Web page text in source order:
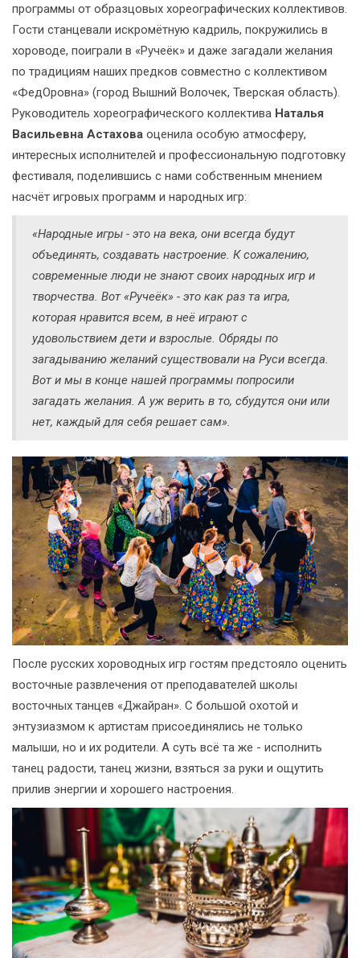
программы от образцовых хореографических коллективов.
Гости станцевали искромётную кадриль, покружились в
хороводе, поиграли в «Ручеёк» и даже загадали желания
по традициям наших предков совместно с коллективом
«ФедОровна» (город Вышний Волочек, Тверская область).
Руководитель хореографического коллектива Наталья
Васильевна Астахова оценила особую атмосферу,
интересных исполнителей и профессиональную подготовку
фестиваля, поделившись с нами собственным мнением
насчёт игровых программ и народных игр:
«Народные игры - это на века, они всегда будут
объединять, создавать настроение. К сожалению,
современные люди не знают своих народных игр и
творчества. Вот «Ручеёк» - это как раз та игра,
которая нравится всем, в неё играют с
удовольствием дети и взрослые. Обряды по
загадыванию желаний существовали на Руси всегда.
Вот и мы в конце нашей программы попросили
загадать желания. А уж верить в то, сбудутся они или
нет, каждый для себя решает сам».
После русских хороводных игр гостям предстояло оценить
восточные развлечения от преподавателей школы
восточных танцев «Джайран». С большой охотой и
энтузиазмом к артистам присоединялись не только
малыши, но и их родители. А суть всё та же - исполнить
танец радости, танец жизни, взяться за руки и ощутить
прилив энергии и хорошего настроения.